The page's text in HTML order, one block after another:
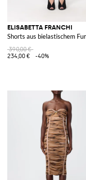
ELISABETTA FRANCHI
Shorts aus bielastischem
390,00 €
234,00 €
-40%